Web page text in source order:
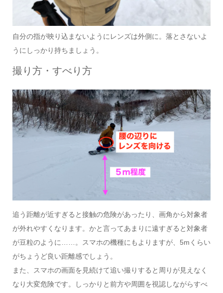
自分の指が映り込まないようにレンズは外側に。落とさないよ
うにしっかり持ちましょう。
撮り方・すべり方
追う距離が近すぎると接触の危険があったり、画角から対象者
が外れやすくなります。かと言ってあまりに遠すぎると対象者
が豆粒のように……。スマホの機種にもよりますが、5mくらい
がちょうど良い距離感でしょう。
また、スマホの画面を見続けて追い撮りすると周りが見えなく
なり大変危険です。しっかりと前方や周囲を視認しながらすべ